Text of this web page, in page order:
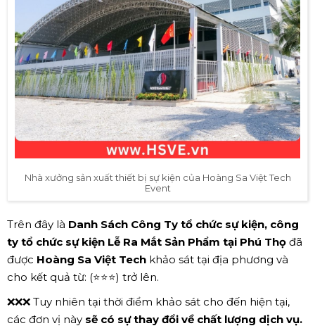
Nhà xưởng sản xuất thiết bị sự kiện của Hoàng Sa Việt Tech
Event
Trên đây là Danh Sách Công Ty tổ chức sự kiện, công
ty tổ chức sự kiện Lễ Ra Mắt Sản Phẩm tại Phú Thọ đã
được Hoàng Sa Việt Tech khảo sát tại địa phương và
cho kết quả từ: (⭐⭐⭐) trở lên.
❌❌❌ Tuy nhiên tại thời điểm khảo sát cho đến hiện tại,
các đơn vị này sẽ có sự thay đổi về chất lượng dịch vụ.